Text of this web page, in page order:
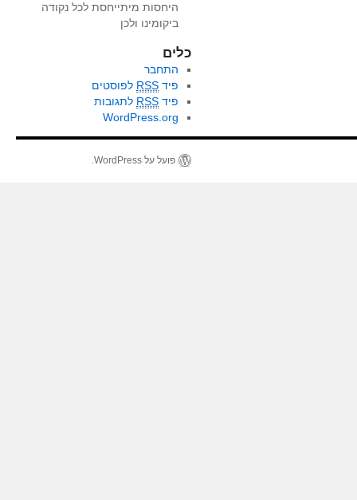
היחסות מיתייחסת לכל נקודה
ביקומינו ולכן
כלים
התחבר
פיד RSS לפוסטים
פיד RSS לתגובות
WordPress.org
פועל על WordPress.